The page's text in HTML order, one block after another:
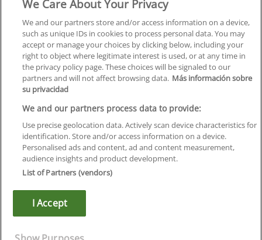
Formación
Centros
Orientación
Quiénes somos
Contacta
Aviso Legal
Política de Privacidad
Política de Cookies
Canal Ético
Infoempleo
We Care About Your Privacy
We and our partners store and/or access information on a device,
such as unique IDs in cookies to process personal data. You may
accept or manage your choices by clicking below, including your
right to object where legitimate interest is used, or at any time in
the privacy policy page. These choices will be signaled to our
partners and will not affect browsing data. Más información sobre
su privacidad
We and our partners process data to provide:
Use precise geolocation data. Actively scan device characteristics for
identification. Store and/or access information on a device.
Personalised ads and content, ad and content measurement,
audience insights and product development.
List of Partners (vendors)
I Accept